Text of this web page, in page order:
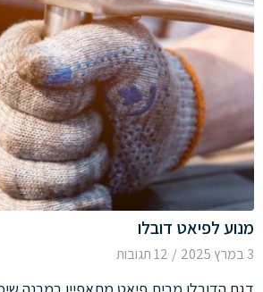
מנוע לפיאט דובלו
3 במרץ 2025 / 12 תגובות